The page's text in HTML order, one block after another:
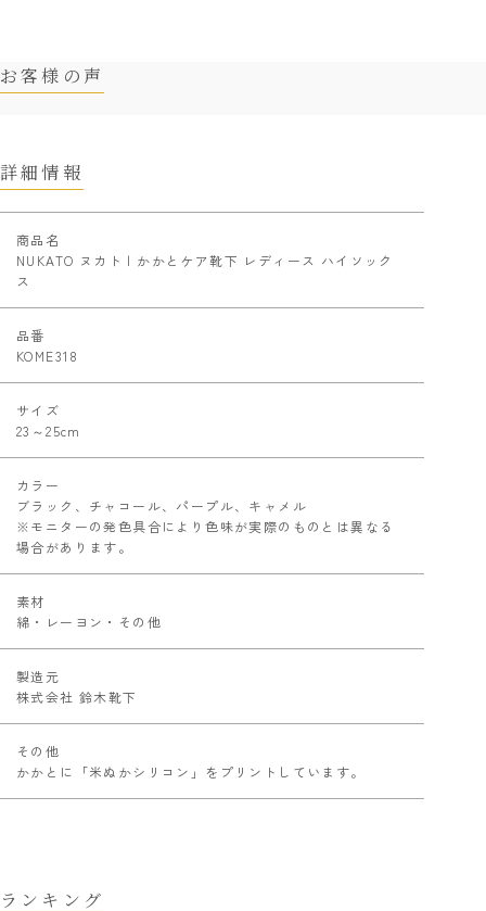
お客様の声
詳細情報
商品名
NUKATO ヌカト | かかとケア靴下 レディース ハイソック
ス
品番
KOME318
サイズ
23～25cm
カラー
ブラック、チャコール、パープル、キャメル
※モニターの発色具合により色味が実際のものとは異なる
場合があります。
素材
綿・レーヨン・その他
製造元
株式会社 鈴木靴下
その他
かかとに「米ぬかシリコン」をプリントしています。
ランキング